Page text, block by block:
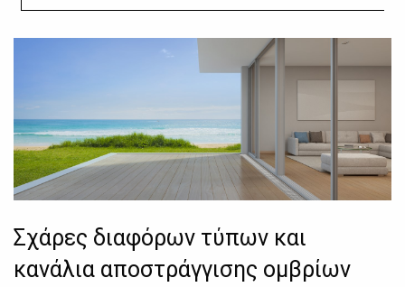
Σχάρες διαφόρων τύπων και
κανάλια αποστράγγισης ομβρίων